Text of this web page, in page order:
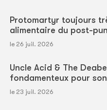
Protomartyr toujours
alimentaire du post-
le 26 juil. 2026
Uncle Acid & The
fondamenteux pour
le 23 juil. 2026